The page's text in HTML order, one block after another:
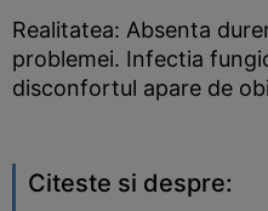
Realitatea: Absenta
problemei. Infectia
disconfortul apare de
Citeste si despre: